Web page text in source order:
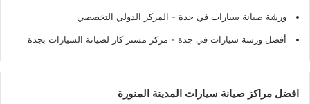
ورشة صيانة سيارات في جدة - المركز الدولي التخصصي
أفضل ورشة سيارات في جدة - مركز مستر كار لصيانة السيارات بجدة
افضل مراكز صيانة سيارات المدينة المنورة